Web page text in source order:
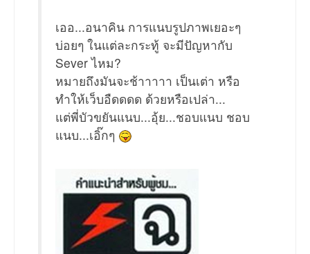
เออ...อนาคิน การแนบรูปภาพเยอะๆ
บ่อยๆ ในแต่ละกระทู้ จะมีปัญหากับ
Sever ไหม?
หมายถึงมันจะช้าาาาา เป็นเต่า หรือ
ทำให้เว็บอืดดดด ด้วยหรือเปล่า...
แต่พี่บัวขยันแนบ...อุ้ย...ชอบแนบ ชอบ
แนบ...เอิ๊กๆ